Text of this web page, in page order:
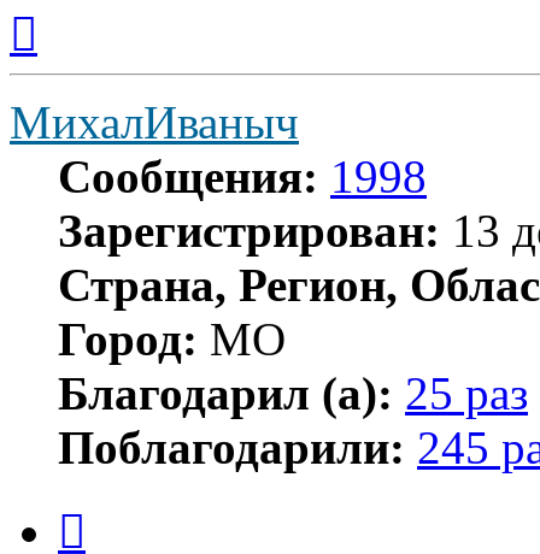
началу
МихалИваныч
Сообщения: 1998
Зарегистрирован: 13
Страна, Регион,
Город: МО
Благодарил (а): 25 раз
Поблагодарили: 245